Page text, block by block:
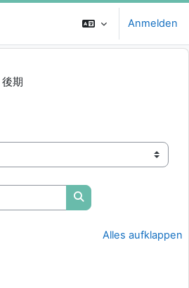
Anmelden
後期
Kurse suchen
Alles aufklappen